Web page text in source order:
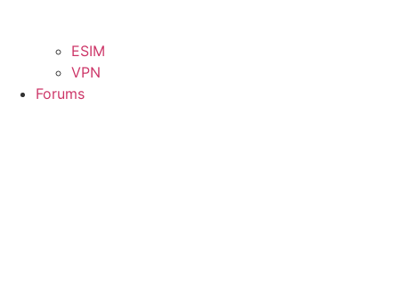
ESIM
VPN
Forums